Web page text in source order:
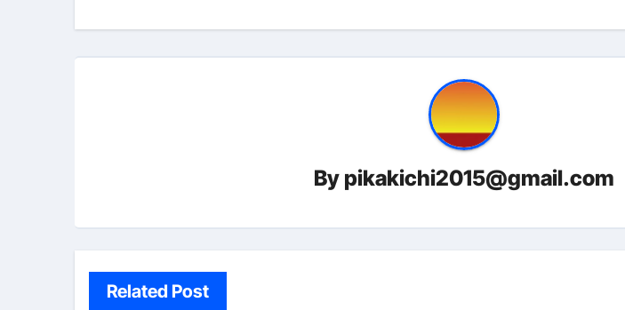
【即金】3時間で5万円稼ぐセルフバックの全貌！危険回避と安
【超高騰】爆上がりしたビットコインに695万円も投資してる営
Q：借りた借金を返さなくていい場合ってありますか？#Shorts
【必見】もう営業電話は怖くない！初心者でも成果を出す電話の仕
自己破産にまつわるよくある勘違い4選#Shorts
ナ
ョ
By pikakichi2015@gmail.com
Related Post